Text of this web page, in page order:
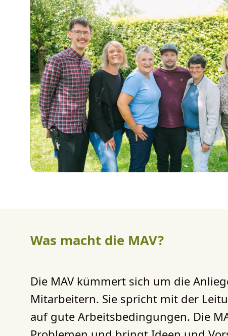
Was macht die MAV?
Die MAV kümmert sich um die
Mitarbeitern. Sie spricht mit der
auf gute Arbeitsbedingungen. Die